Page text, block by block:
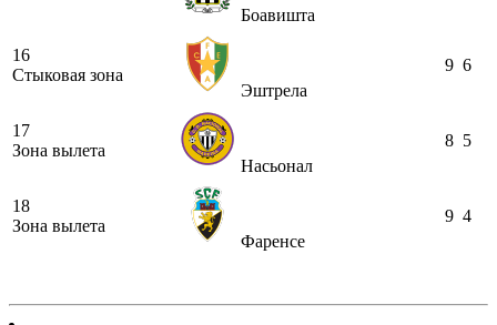
Боавишта
16
Стыковая зона
Эштрела
9 6
17
Зона вылета
Насьонал
8 5
18
Зона вылета
Фаренсе
9 4